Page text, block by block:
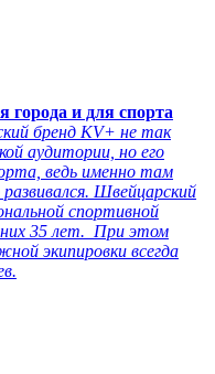
города и для спорта
бренд KV+ не так
аудитории, но его
ведь именно там
Швейцарский
спортивной
35 лет. При этом
экипировки всегда